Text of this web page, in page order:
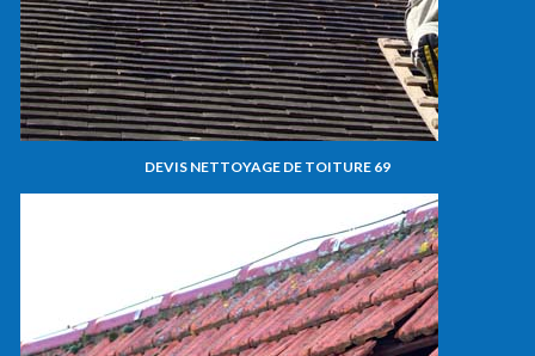
DEVIS NETTOYAGE DE TOITURE 69